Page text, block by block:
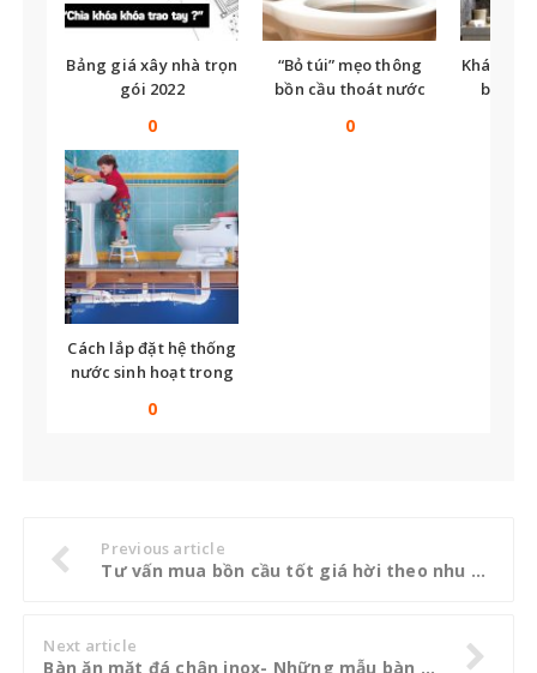
Bảng giá xây nhà trọn
gói 2022
0
“Bỏ túi” mẹo thông
bồn cầu thoát nước
hiệu quả
0
Khám
bị nhà
Cách lắp đặt hệ thống
nước sinh hoạt trong
0
Previous article
Tư vấn mua bồn cầu tốt giá hời theo nhu cầu sử dụng
Next article
Bàn ăn mặt đá chân inox- Những mẫu bàn ăn mặt đá chân inox Hot nhất